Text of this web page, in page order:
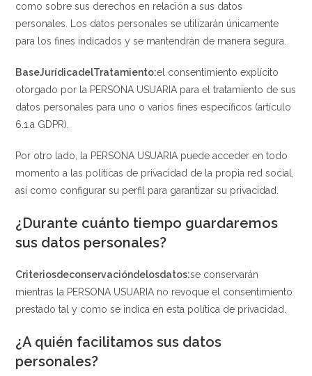
como sobre sus derechos en relación a sus datos
personales. Los datos personales se utilizarán únicamente
para los fines indicados y se mantendrán de manera segura.
BaseJurídicadelTratamiento:el consentimiento explícito
otorgado por la PERSONA USUARIA para el tratamiento de sus
datos personales para uno o varios fines específicos (artículo
6.1.a GDPR).
Por otro lado, la PERSONA USUARIA puede acceder en todo
momento a las políticas de privacidad de la propia red social,
así como configurar su perfil para garantizar su privacidad.
¿Durante cuánto tiempo guardaremos
sus datos personales?
Criteriosdeconservacióndelosdatos:se conservarán
mientras la PERSONA USUARIA no revoque el consentimiento
prestado tal y como se indica en esta política de privacidad.
¿A quién facilitamos sus datos
personales?